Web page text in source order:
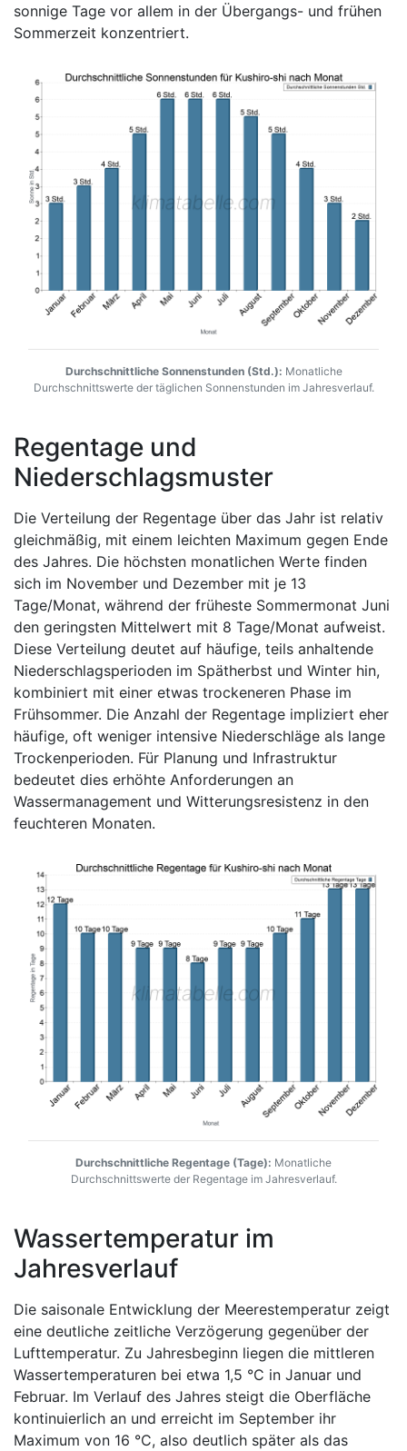
sonnige Tage vor allem in der Übergangs- und frühen
Sommerzeit konzentriert.
Durchschnittliche Sonnenstunden (Std.): Monatliche
Durchschnittswerte der täglichen Sonnenstunden im Jahresverlauf.
Regentage und
Niederschlagsmuster
Die Verteilung der Regentage über das Jahr ist relativ
gleichmäßig, mit einem leichten Maximum gegen Ende
des Jahres. Die höchsten monatlichen Werte finden
sich im November und Dezember mit je 13
Tage/Monat, während der früheste Sommermonat Juni
den geringsten Mittelwert mit 8 Tage/Monat aufweist.
Diese Verteilung deutet auf häufige, teils anhaltende
Niederschlagsperioden im Spätherbst und Winter hin,
kombiniert mit einer etwas trockeneren Phase im
Frühsommer. Die Anzahl der Regentage impliziert eher
häufige, oft weniger intensive Niederschläge als lange
Trockenperioden. Für Planung und Infrastruktur
bedeutet dies erhöhte Anforderungen an
Wassermanagement und Witterungsresistenz in den
feuchteren Monaten.
Durchschnittliche Regentage (Tage): Monatliche
Durchschnittswerte der Regentage im Jahresverlauf.
Wassertemperatur im
Jahresverlauf
Die saisonale Entwicklung der Meerestemperatur zeigt
eine deutliche zeitliche Verzögerung gegenüber der
Lufttemperatur. Zu Jahresbeginn liegen die mittleren
Wassertemperaturen bei etwa 1,5 °C in Januar und
Februar. Im Verlauf des Jahres steigt die Oberfläche
kontinuierlich an und erreicht im September ihr
Maximum von 16 °C, also deutlich später als das